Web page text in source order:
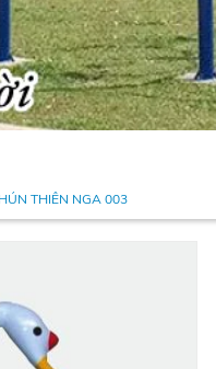
THIÊN NGA 003